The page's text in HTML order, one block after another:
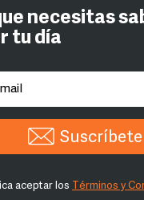
necesitas
tu día
Suscríbete
aceptar los Términos y